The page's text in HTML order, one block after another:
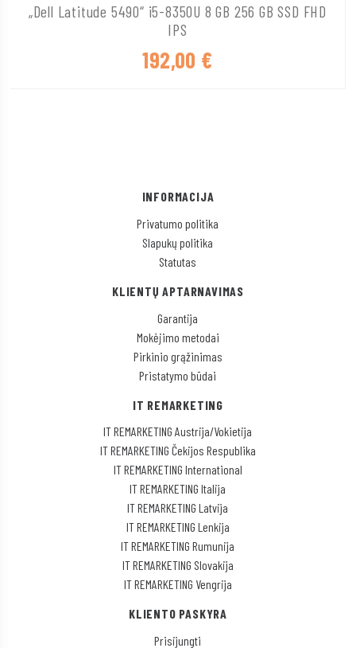
„Dell Latitude 5490“ i5-8350U 8 GB 256 GB SSD FHD
IPS
192,00 €
INFORMACIJA
Privatumo politika
Slapukų politika
Statutas
KLIENTŲ APTARNAVIMAS
Garantija
Mokėjimo metodai
Pirkinio grąžinimas
Pristatymo būdai
IT REMARKETING
IT REMARKETING Austrija/Vokietija
IT REMARKETING Čekijos Respublika
IT REMARKETING International
IT REMARKETING Italija
IT REMARKETING Latvija
IT REMARKETING Lenkija
IT REMARKETING Rumunija
IT REMARKETING Slovakija
IT REMARKETING Vengrija
KLIENTO PASKYRA
Prisijungti